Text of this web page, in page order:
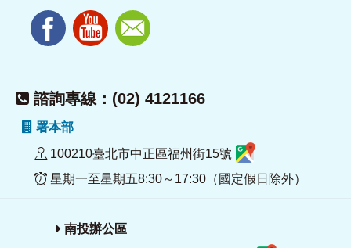
諮詢專線：(02) 4121166
署本部
100210臺北市中正區福州街15號
星期一至星期五8:30～17:30（國定假日除外）
南投辦公區